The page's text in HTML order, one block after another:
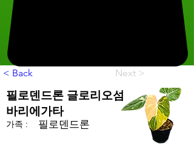
< Back Next >
필로덴드론 글로리오섬
바리에가타
가족 : 필로덴드론